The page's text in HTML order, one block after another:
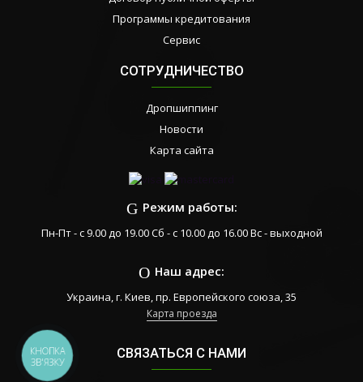
Программы кредитования
Сервис
СОТРУДНИЧЕСТВО
Дропшиппинг
Новости
Карта сайта
Режим работы:
Пн-Пт - с 9.00 до 19.00 Сб - с 10.00 до 16.00 Вс - выходной
Наш адрес:
Украина, г. Киев, пр. Европейского союза, 35
Карта проезда
СВЯЗАТЬСЯ С НАМИ
КНОПКА
ЗВ'ЯЗКУ